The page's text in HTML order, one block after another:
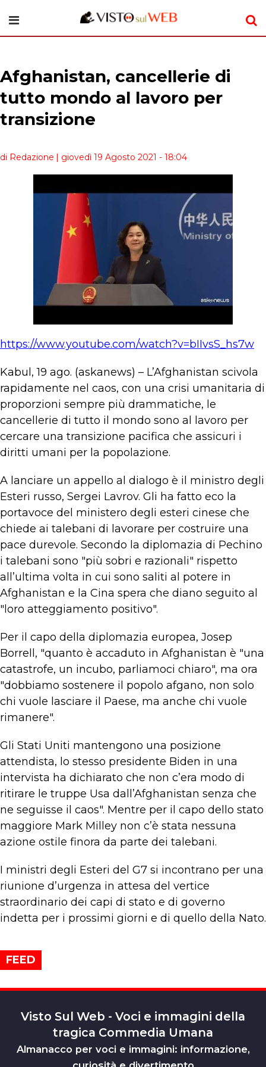
Afghanistan, cancellerie di
tutto mondo al lavoro per
transizione
di Redazione | giovedì 19 Agosto 2021 - 18:04
https://www.youtube.com/watch?v=bIIvsS_hs7w
Kabul, 19 ago. (askanews) – L’Afghanistan scivola
rapidamente nel caos, con una crisi umanitaria di
proporzioni sempre più drammatiche, le
cancellerie di tutto il mondo sono al lavoro per
cercare una transizione pacifica che assicuri i
diritti umani per la popolazione.
A lanciare un appello al dialogo è il ministro degli
Esteri russo, Sergei Lavrov. Gli ha fatto eco la
portavoce del ministero degli esteri cinese che
chiede ai talebani di lavorare per costruire una
pace durevole. Secondo la diplomazia di Pechino
i talebani sono "più sobri e razionali" rispetto
all’ultima volta in cui sono saliti al potere in
Afghanistan e la Cina spera che diano seguito al
"loro atteggiamento positivo".
Per il capo della diplomazia europea, Josep
Borrell, "quanto è accaduto in Afghanistan è "una
catastrofe, un incubo, parliamoci chiaro", ma ora
"dobbiamo sostenere il popolo afgano, non solo
chi vuole lasciare il Paese, ma anche chi vuole
rimanere".
Gli Stati Uniti mantengono una posizione
attendista, lo stesso presidente Biden in una
intervista ha dichiarato che non c’era modo di
ritirare le truppe Usa dall’Afghanistan senza che
ne seguisse il caos". Mentre per il capo dello stato
maggiore Mark Milley non c’è stata nessuna
azione ostile finora da parte dei talebani.
I ministri degli Esteri del G7 si incontrano per una
riunione d’urgenza in attesa del vertice
straordinario dei capi di stato e di governo
indetta per i prossimi giorni e di quello della Nato.
FEED
Visto Sul Web - Voci e immagini della
tragica Commedia Umana
Almanacco per voci e immagini: informazione,